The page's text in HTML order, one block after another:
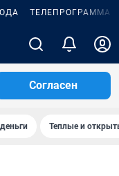
ТЕЛЕПРОГРАММА
Согласен
Теплые и